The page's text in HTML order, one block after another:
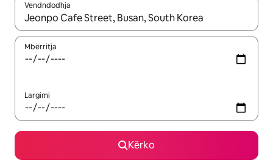
Vendndodhja
Kur rezultatet të jenë të disponueshme, lëviz me butonat e
Mbërritja
Largimi
Kërko